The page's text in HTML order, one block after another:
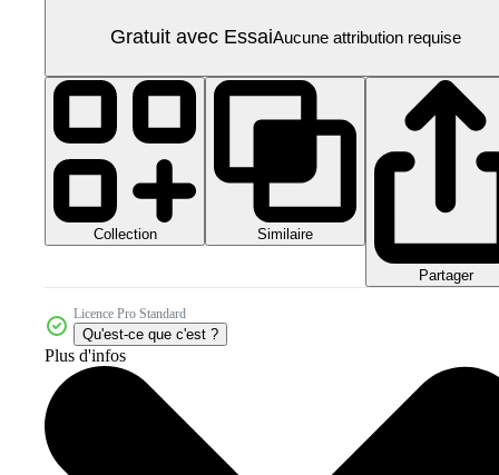
Gratuit avec EssaiAucune attribution requise
Collection Similaire
Partager
Licence Pro Standard
Qu'est-ce que c'est ?
Plus d'infos